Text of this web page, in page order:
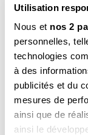
Utilisation
Nous et nos 2
personnelles,
technologies
à des
publicités et du
mesures de
ainsi que de
ainsi le
Mélissa,
Est-il vrai que
ingénieurs sur